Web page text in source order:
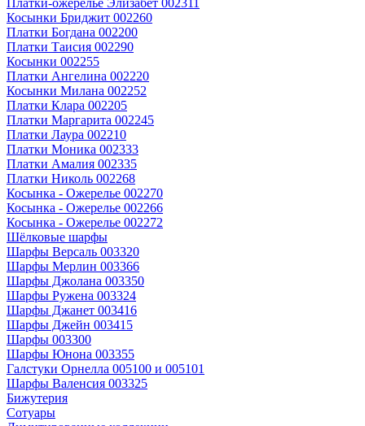
Платки-ожерелье Элизабет 002311
Косынки Бриджит 002260
Платки Богдана 002200
Платки Таисия 002290
Косынки 002255
Платки Ангелина 002220
Косынки Милана 002252
Платки Клара 002205
Платки Маргарита 002245
Платки Лаура 002210
Платки Моника 002333
Платки Амалия 002335
Платки Николь 002268
Косынка - Ожерелье 002270
Косынка - Ожерелье 002266
Косынка - Ожерелье 002272
Шёлковые шарфы
Шарфы Версаль 003320
Шарфы Мерлин 003366
Шарфы Джолана 003350
Шарфы Ружена 003324
Шарфы Джанет 003416
Шарфы Джейн 003415
Шарфы 003300
Шарфы Юнона 003355
Галстуки Орнелла 005100 и 005101
Шарфы Валенсия 003325
Бижутерия
Сотуары